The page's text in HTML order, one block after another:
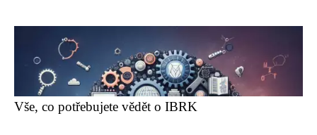
Vše, co potřebujete vědět o IBRK